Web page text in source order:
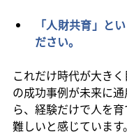
「人財共育」と
ださい。
これだけ時代が大き
の成功事例が未来に
ら、経験だけで人を
難しいと感じています。